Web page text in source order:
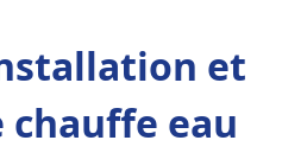
et
chauffe eau